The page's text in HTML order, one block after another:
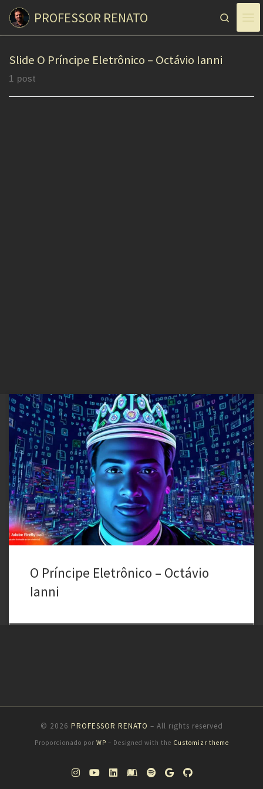
Skip to content
PROFESSOR RENATO
Slide O Príncipe Eletrônico – Octávio Ianni
1 post
Na época da globalização, modificam-se mais ou menos
radicalmente as condições sob as quais desenvolvem-se a teoria e a
prática da política.
O Príncipe Eletrônico – Octávio
Ianni
© 2026 PROFESSOR RENATO – All rights reserved
Proporcionado por WP – Designed with the Customizr theme